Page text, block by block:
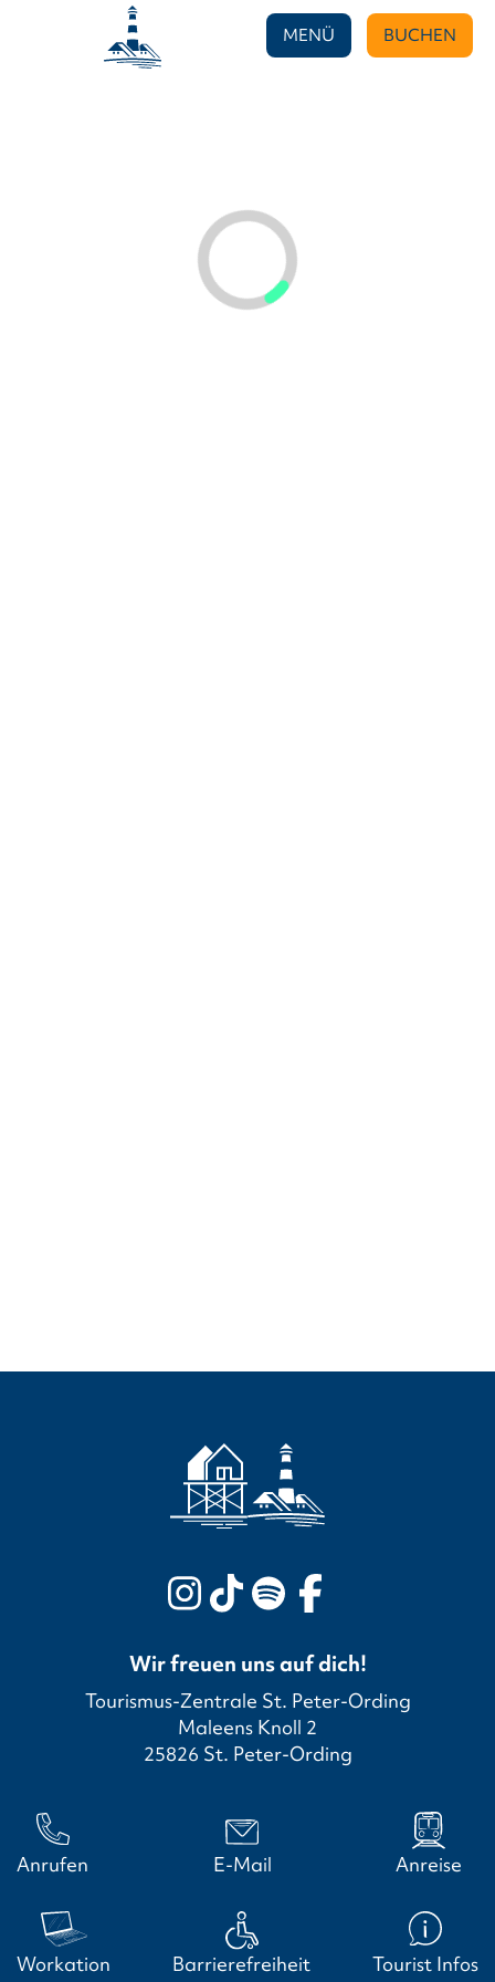
MENÜ BUCHEN
Wir freuen uns auf dich!
Tourismus-Zentrale St. Peter-Ording
Maleens Knoll 2
25826 St. Peter-Ording
Anrufen E-Mail Anreise
Workation Barrierefreiheit Tourist Infos